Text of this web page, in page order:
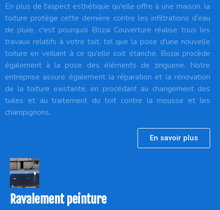
En plus de l'aspect esthétique qu'elle offre à une maison, la
toiture protège cette dernière contre les infiltrations d'eau
de pluie, c'est pourquoi Bozai Couverture réalise tous les
travaux relatifs à votre toit, tel que la pose d'une nouvelle
toiture en veillant à ce qu'elle soit étanche. Bozai procède
également à la pose des éléments de zinguerie. Notre
entreprise assure également la réparation et la rénovation
de la toiture existante, en procédant au changement des
tuiles et au traitement du toit contre la mousse et les
champignons.
En savoir plus
Ravalement peinture